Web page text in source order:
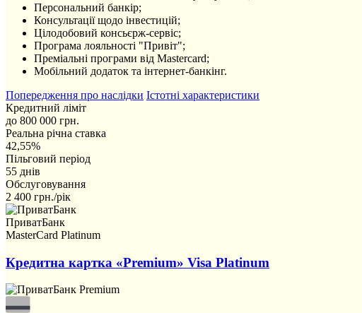
Персональний банкір;
Консультації щодо інвестицій;
Цілодобовий консьєрж-сервіс;
Програма лояльності "Привіт";
Преміальні програми від Mastercard;
Мобільний додаток та інтернет-банкінг.
Попередження про наслідки Істотні характеристики
Кредитний ліміт
до 800 000 грн.
Реальна річна ставка
42,55%
Пільговий період
55 днів
Обслуговування
2 400 грн./рік
ПриватБанк
MasterCard Platinum
Кредитна картка «Premium» Visa Platinum